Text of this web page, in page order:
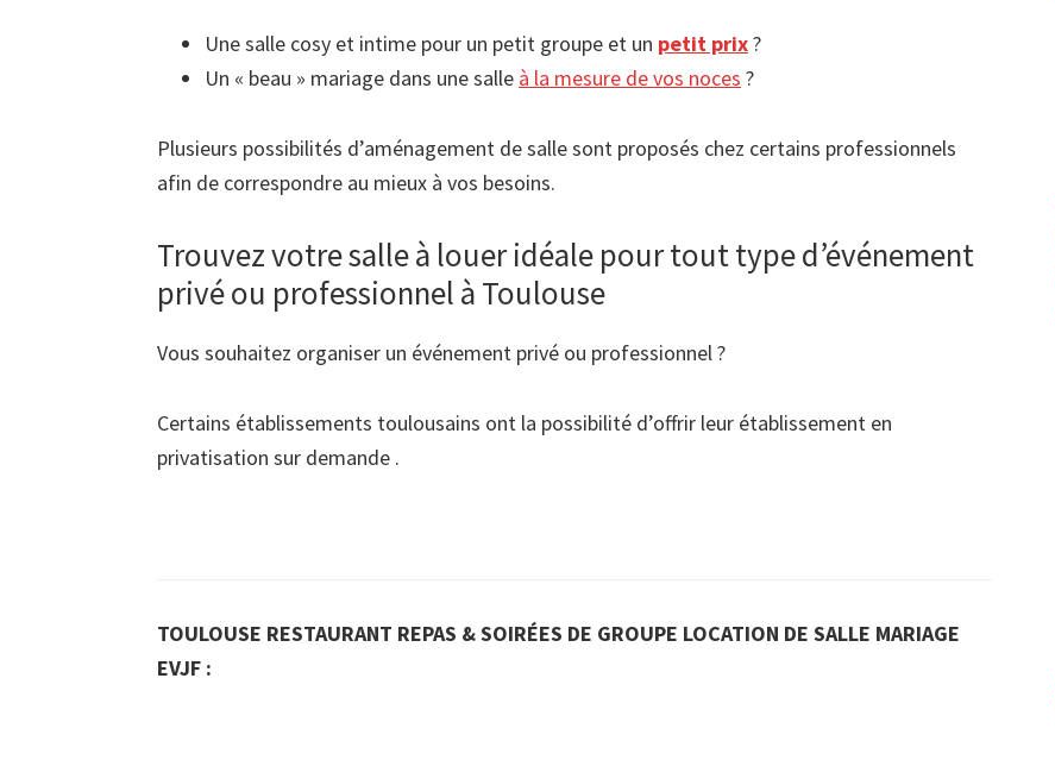
Une salle cosy et intime pour un petit groupe et un petit prix?
Un « beau » mariage dans une salle à la mesure de vos noces ?
Plusieurs possibilités d’aménagement de salle sont proposés chez certains professionnels
afin de correspondre au mieux à vos besoins.
Trouvez votre salle à louer idéale pour tout type d’événement
privé ou professionnel à Toulouse
Vous souhaitez organiser un événement privé ou professionnel ?
Certains établissements toulousains ont la possibilité d’offrir leur établissement en
privatisation sur demande .
TOULOUSE RESTAURANT REPAS & SOIRÉES DE GROUPE LOCATION DE SALLE MARIAGE
EVJF :